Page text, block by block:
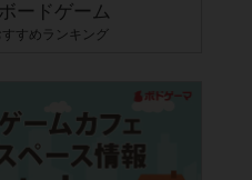
ードゲーム
すすめランキング